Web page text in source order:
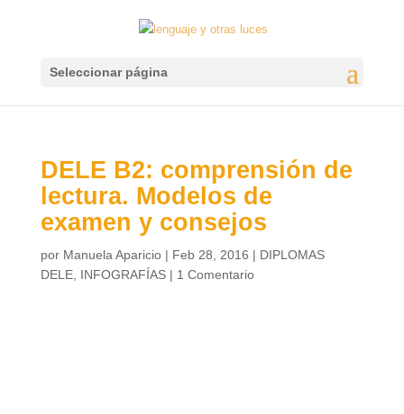
Seleccionar página
DELE B2: comprensión de
lectura. Modelos de
examen y consejos
por Manuela Aparicio| Feb 28, 2016 | DIPLOMAS
DELE, INFOGRAFÍAS| 1 Comentario